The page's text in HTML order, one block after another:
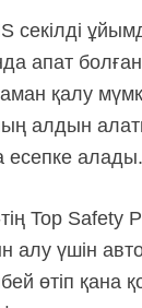
секілді
апат болған
қалу
алдын
есепке алады.
Top Safety
алу үшін
өтіп қана